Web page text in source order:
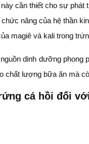
cần thiết cho sự phát
năng của hệ thần
magiê và kali trong
dinh dưỡng phong
chất lượng bữa ăn mà
cá hồi đối